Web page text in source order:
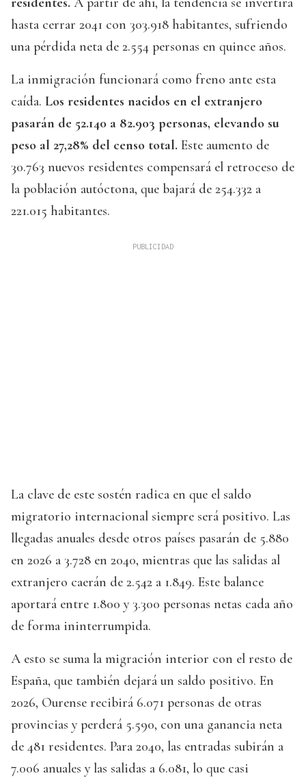
hasta cerrar 2041 con 303.918 habitantes, sufriendo
una pérdida neta de 2.554 personas en quince años.
La inmigración funcionará como freno ante esta
caída. Los residentes nacidos en el extranjero
pasarán de 52.140 a 82.903 personas, elevando su
peso al 27,28% del censo total. Este aumento de
30.763 nuevos residentes compensará el retroceso de
la población autóctona, que bajará de 254.332 a
221.015 habitantes.
La clave de este sostén radica en que el saldo
migratorio internacional siempre será positivo. Las
llegadas anuales desde otros países pasarán de 5.880
en 2026 a 3.728 en 2040, mientras que las salidas al
extranjero caerán de 2.542 a 1.849. Este balance
aportará entre 1.800 y 3.300 personas netas cada año
de forma ininterrumpida.
A esto se suma la migración interior con el resto de
España, que también dejará un saldo positivo. En
2026, Ourense recibirá 6.071 personas de otras
provincias y perderá 5.590, con una ganancia neta
de 481 residentes. Para 2040, las entradas subirán a
7.006 anuales y las salidas a 6.081, lo que casi